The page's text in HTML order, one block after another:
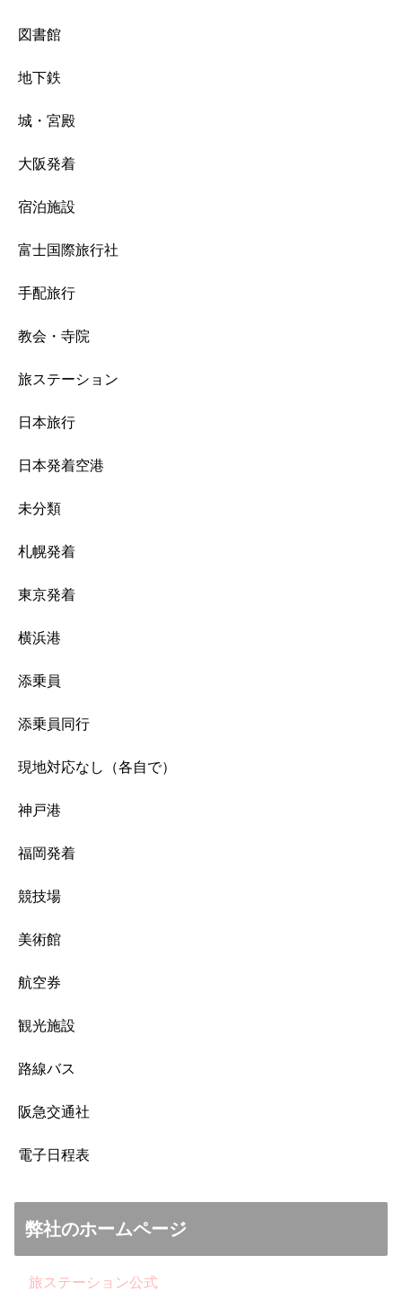
図書館
地下鉄
城・宮殿
大阪発着
宿泊施設
富士国際旅行社
手配旅行
教会・寺院
旅ステーション
日本旅行
日本発着空港
未分類
札幌発着
東京発着
横浜港
添乗員
添乗員同行
現地対応なし（各自で）
神戸港
福岡発着
競技場
美術館
航空券
観光施設
路線バス
阪急交通社
電子日程表
弊社のホームページ
旅ステーション公式